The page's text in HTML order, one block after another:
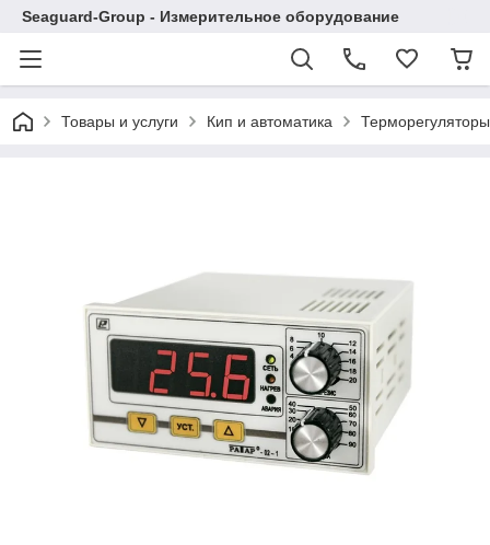
Seaguard-Group - Измерительное оборудование
Товары и услуги Кип и автоматика Терморегуляторы